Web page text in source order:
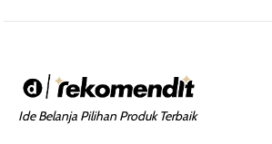
Ide Belanja Pilihan Produk Terbaik